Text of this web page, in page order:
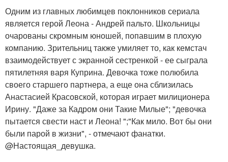
Одним из главных любимцев поклонников сериала
является герой Леона - Андрей пальто. Школьницы
очарованы скромным юношей, попавшим в плохую
компанию. Зрительниц также умиляет то, как кемстач
взаимодействует с экранной сестренкой - ее сыграла
пятилетняя варя Куприна. Девочка тоже полюбила
своего старшего партнера, а еще она сблизилась
Анастасией Красовской, которая играет милиционера
Ирину. "Даже за Кадром они Такие Милые"; "девочка
пытается свести наст и Леона! ";"Как мило. Вот бы они
были парой в жизни", - отмечают фанатки.
@Настоящая_девушка.